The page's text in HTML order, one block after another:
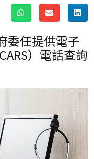
委任提供電子
）電話查詢